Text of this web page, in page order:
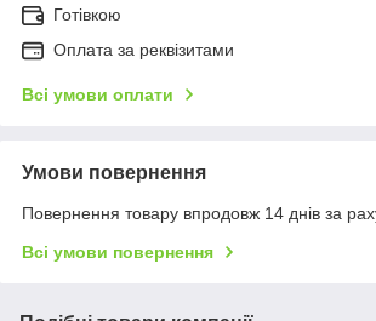
Готівкою
Оплата за реквізитами
Всі умови оплати
Умови повернення
Повернення товару впродовж 14 днів за
Всі умови повернення